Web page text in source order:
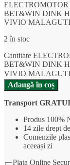
BET&WIN DINK
VIVIO MALAGUTI
2 în stoc
Cantitate
BET&WIN DINK
VIVIO MALAGUTI
Adaugă în coș
Transport
Produs 100%
14 zile drept
Comenzile
aceeași zi
Plata Online